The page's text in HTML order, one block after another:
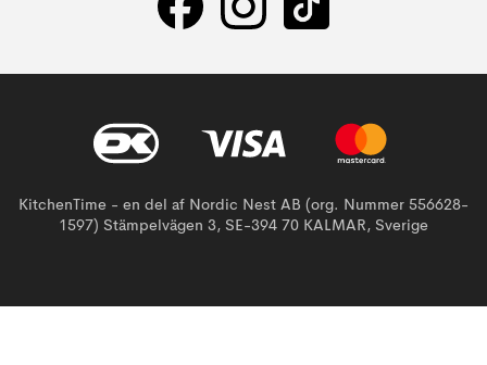
KitchenTime - en del af Nordic Nest AB (org. Nummer 556628-
1597) Stämpelvägen 3, SE-394 70 KALMAR, Sverige